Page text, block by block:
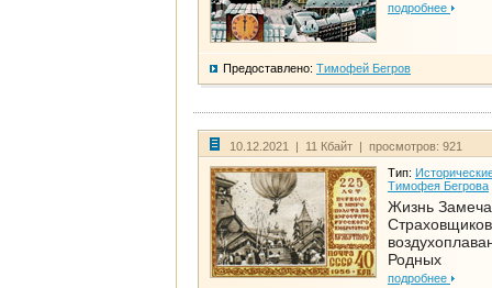
подробнее
Предоставлено: Тимофей Бегров
10.12.2021 | 11 Кбайт | просмотров: 921
Тип:
Тимофея Бегрова
Жизнь
Родных
подробнее